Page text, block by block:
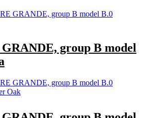
group B model